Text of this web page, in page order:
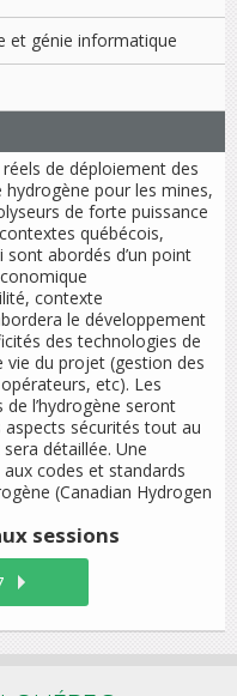
et génie informatique
de déploiement des
hydrogène pour les mines,
de forte puissance
québécois,
abordés d’un point
contexte
le développement
des technologies de
vie du projet (gestion des
etc). Les
l’hydrogène seront
sécurités tout au
détaillée. Une
codes et standards
(Canadian Hydrogen
sessions